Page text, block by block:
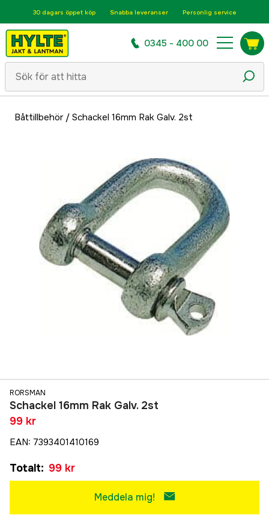
30 dagars öppet köp Snabba leveranser Personlig service
0345 - 400 00
Båttillbehör/ Schackel 16mm Rak Galv. 2st
RORSMAN
Schackel 16mm Rak Galv. 2st
99 kr
EAN: 7393401410169
Totalt: 99 kr
Meddela mig!